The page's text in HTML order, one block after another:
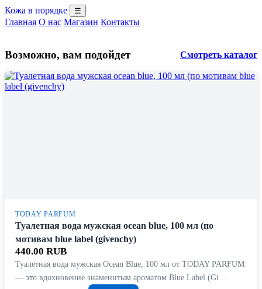
Кожа в порядке ☰
Главная О нас Магазин Контакты
Возможно, вам подойдет Смотреть каталог
TODAY PARFUM
Туалетная вода мужская ocean blue, 100 мл (по
мотивам blue label (givenchy)
440.00 RUB
Туалетная вода мужская Ocean Blue, 100 мл от TODAY PARFUM
— это вдохновение знаменитым ароматом Blue Label (Gi…